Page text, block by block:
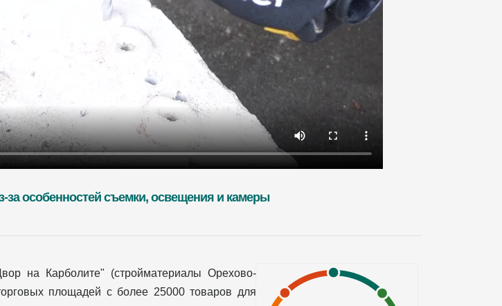
за особенностей съемки, освещения и камеры
на Карболите" (стройматериалы Орехово-
площадей с более 25000 товаров для